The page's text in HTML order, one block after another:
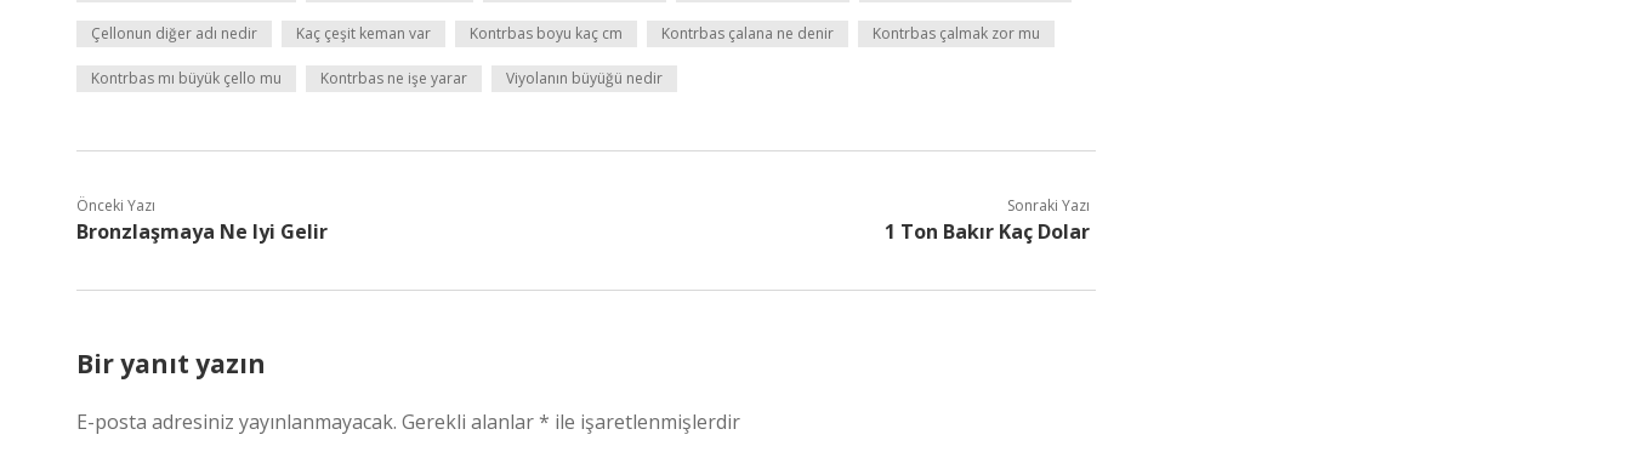
Çellonun diğer adı nedir Kaç çeşit keman var Kontrbas boyu kaç cm Kontrbas çalana ne denir Kontrbas çalmak zor mu
Kontrbas mı büyük çello mu Kontrbas ne işe yarar Viyolanın büyüğü nedir
Önceki Yazı
Bronzlaşmaya Ne Iyi Gelir
Sonraki Yazı
1 Ton Bakır Kaç Dolar
Bir yanıt yazın
E-posta adresiniz yayınlanmayacak. Gerekli alanlar* ile işaretlenmişlerdir